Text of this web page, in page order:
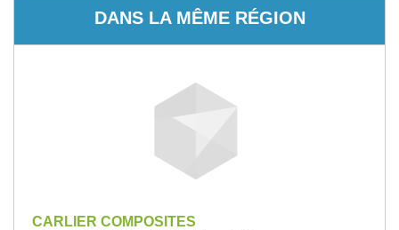
DANS LA MÊME RÉGION
CARLIER COMPOSITES